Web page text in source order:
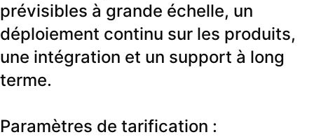
prévisibles à grande échelle, un
déploiement continu sur les produits,
une intégration et un support à long
terme.
Paramètres de tarification :